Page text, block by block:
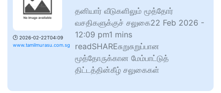
🕑 2026-02-22T04:09
www.tamilmurasu.com.sg
தனியார் வீடுகளிலும் மூத்தோர்
வசதிகளுக்குச் சலுகை22 Feb 2026 -
12:09 pm1 mins
readSHAREசுறுசுறுப்பான
மூத்தோருக்கான மேம்பாட்டுத்
திட்டத்தின்கீழ் சலுகைகள்